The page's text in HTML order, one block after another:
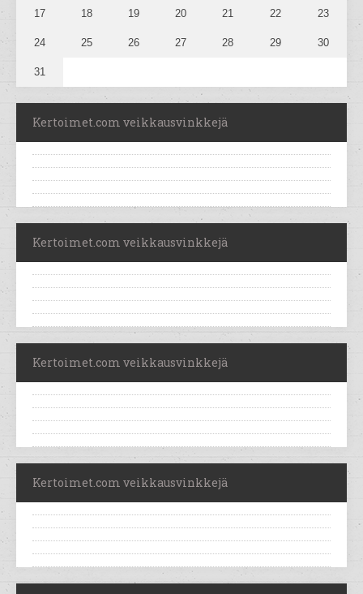
17 18 19 20 21 22 23
24 25 26 27 28 29 30
31
Kertoimet.com veikkausvinkkejä
Kertoimet.com veikkausvinkkejä
Kertoimet.com veikkausvinkkejä
Kertoimet.com veikkausvinkkejä